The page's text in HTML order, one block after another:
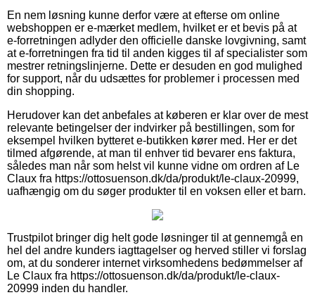
En nem løsning kunne derfor være at efterse om online
webshoppen er e-mærket medlem, hvilket er et bevis på at
e-forretningen adlyder den officielle danske lovgivning, samt
at e-forretningen fra tid til anden kigges til af specialister som
mestrer retningslinjerne. Dette er desuden en god mulighed
for support, når du udsættes for problemer i processen med
din shopping.
Herudover kan det anbefales at køberen er klar over de mest
relevante betingelser der indvirker på bestillingen, som for
eksempel hvilken bytteret e-butikken kører med. Her er det
tilmed afgørende, at man til enhver tid bevarer ens faktura,
således man når som helst vil kunne vidne om ordren af Le
Claux fra https://ottosuenson.dk/da/produkt/le-claux-20999,
uafhængig om du søger produkter til en voksen eller et barn.
Trustpilot bringer dig helt gode løsninger til at gennemgå en
hel del andre kunders iagttagelser og herved stiller vi forslag
om, at du sonderer internet virksomhedens bedømmelser af
Le Claux fra https://ottosuenson.dk/da/produkt/le-claux-
20999 inden du handler.